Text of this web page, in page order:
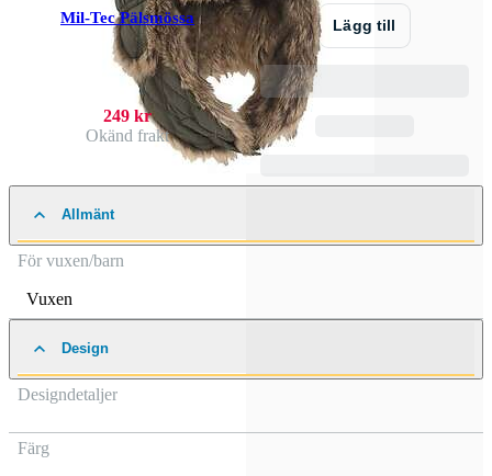
Mil-Tec Pälsmössa
249 kr
Okänd frakt
Lägg till
Allmänt
För vuxen/barn
Vuxen
Design
Designdetaljer
Färg